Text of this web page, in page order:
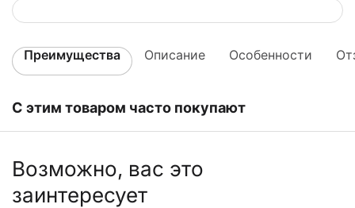
Преимущества Описание Особенности
С этим товаром часто покупают
Возможно, вас это
заинтересует